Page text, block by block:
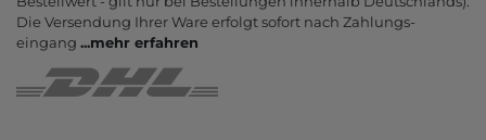
Die Ver­sendung Ihrer Ware er­folgt sofort nach Zahlungs­
eingang ...mehr erfahren